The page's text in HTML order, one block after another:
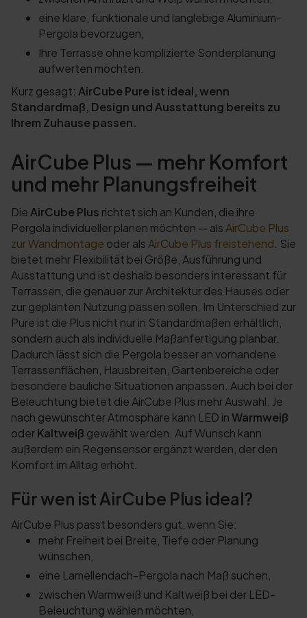
eine klare, funktionale und langlebige Aluminium-
Pergola bevorzugen,
Ihre Terrasse ohne komplizierte Sonderplanung
aufwerten möchten.
Kurz gesagt: AirCube Pure ist ideal, wenn
Standardmaß, Design und Ausstattung bereits zu
Ihrem Zuhause passen.
AirCube Plus — mehr Komfort
und mehr Planungsfreiheit
DieAirCube Plus richtet sich an Kunden, die ihre
Pergola individueller planen möchten — alsAirCube Plus
zur Wandmontage oder alsAirCube Plus freistehend. Sie
bietet mehr Flexibilität bei Größe, Ausführung und
Ausstattung und ist deshalb besonders interessant für
Terrassen, die genauer zur Architektur des Hauses oder
zur geplanten Nutzung passen sollen. Im Unterschied zur
Pure ist die Plus nicht nur in Standardmaßen erhältlich,
sondern auch als individuelle Maßanfertigung planbar.
Dadurch lässt sich die Pergola besser an vorhandene
Terrassenflächen, Hausbreiten, Gartenbereiche oder
besondere bauliche Situationen anpassen. Auch bei der
Beleuchtung bietet die AirCube Plus mehr Auswahl. Je
nach gewünschter Atmosphäre kann LED inWarmweiß
oderKaltweiß gewählt werden. Auf Wunsch kann
außerdem ein Regensensor ergänzt werden, der den
Komfort im Alltag erhöht.
Für wen ist AirCube Plus ideal?
AirCube Plus passt besonders gut, wenn Sie:
mehr Freiheit bei Breite, Tiefe oder Planung
wünschen,
eine Lamellendach-Pergola nach Maß suchen,
zwischen Warmweiß und Kaltweiß bei der LED-
Beleuchtung wählen möchten,